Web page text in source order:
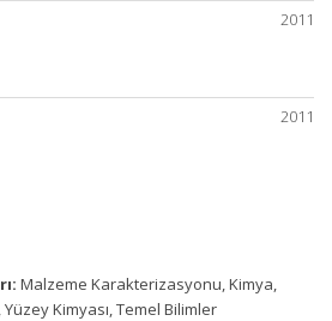
2011
2011
Malzeme Karakterizasyonu, Kimya,
Kimyası, Temel Bilimler